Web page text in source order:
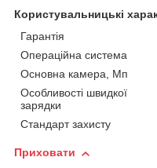
Користувальницькі
Гарантія
Операційна система
Основна камера, Мп
Особливості швидкої
зарядки
Стандарт захисту
Приховати